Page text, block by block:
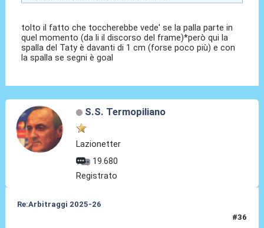
tolto il fatto che toccherebbe vede' se la palla parte in
quel momento (da li il discorso del frame)*però qui la
spalla del Taty è davanti di 1 cm (forse poco più) e con
la spalla se segni è goal
S.S. Termopiliano
Lazionetter
19.680
Registrato
Re:Arbitraggi 2025-26
#36